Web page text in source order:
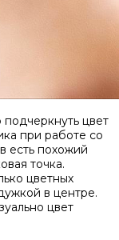
цвет
при работе со
есть похожий
точка.
цветных
в центре.
цвет